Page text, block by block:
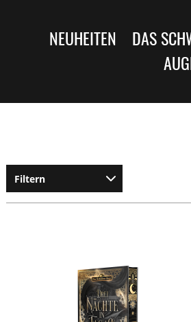
NEUHEITEN
DAS
Filtern